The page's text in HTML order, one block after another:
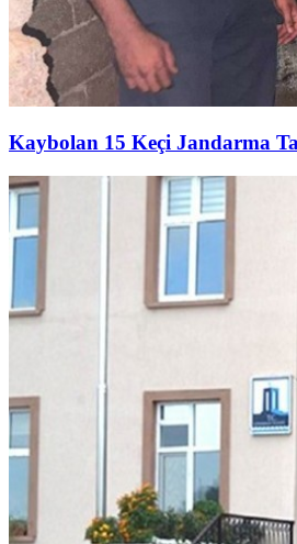
Kaybolan 15 Keçi Jandarma